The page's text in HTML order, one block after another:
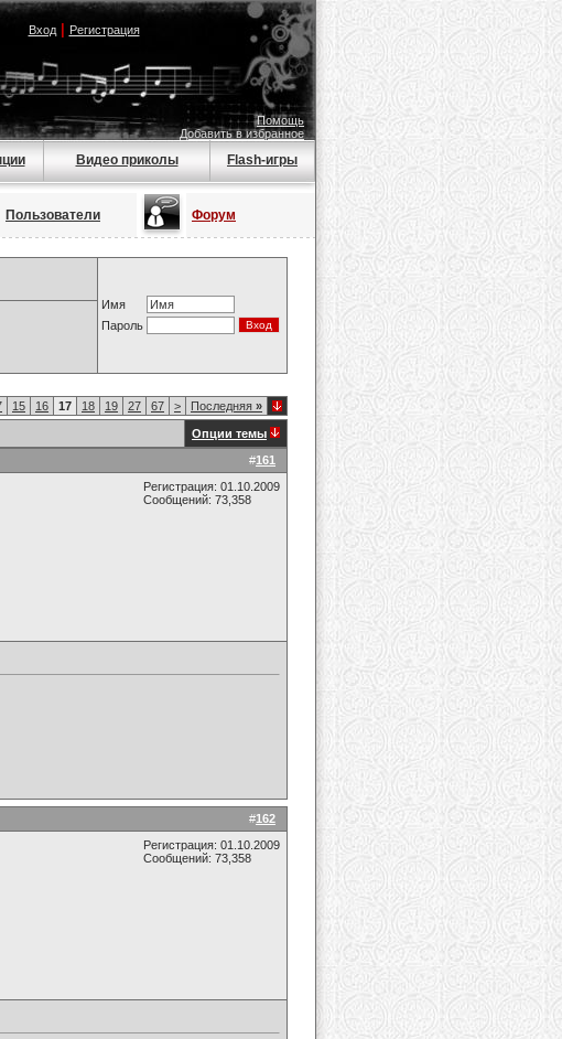
Вход| Регистрация
Помощь
Добавить в избранное
Видео приколы Flash-игры
Пользователи Форум
Имя
Пароль
15 16 17 18 19 27 67 > Последняя »
Опции темы
#161
Регистрация: 01.10.2009
Сообщений: 73,358
#162
Регистрация: 01.10.2009
Сообщений: 73,358